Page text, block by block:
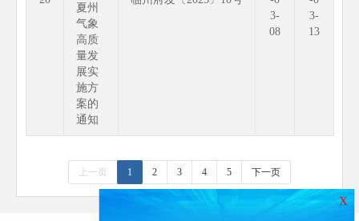
夏州
气象
高质
量发
展实
施方
案的
通知
3-
08
3-
13
上一页 1 2 3 4 5 下一页
X